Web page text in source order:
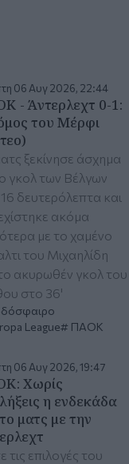
06 Αυγ 2026, 22:44
- Άντερλεχτ 0-1:
του Μέρφι
ξεκίνησε άσχημα
γκολ των Βέλγων
δευτερόλεπτα και
ακόμα
με το χαμένο
του Μιχαηλίδη
ακυρωθέν γκολ του
στο 36'
League
ΠΑΟΚ
06 Αυγ 2026, 19:47
Χωρίς
η ενδεκάδα
ματς με την
τις επιλογές του